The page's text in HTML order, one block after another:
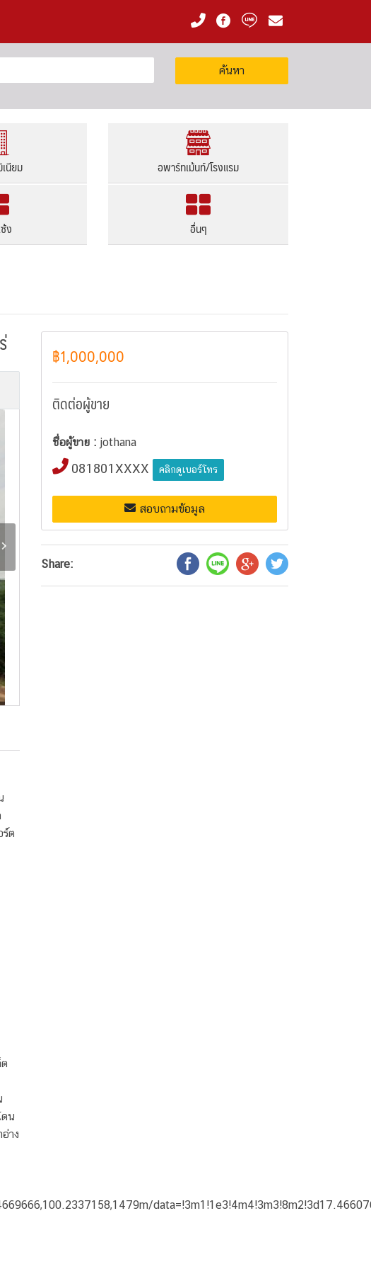
ค้นหา
นียม อพาร์ทเม้นท์/โรงแรม
ง อื่นๆ
฿1,000,000
ติดต่อผู้ขาย
ชื่อผู้ขาย : jothana
081801XXXX คลิกดูเบอร์โทร
สอบถามข้อมูล
Share:
ต
น
าง